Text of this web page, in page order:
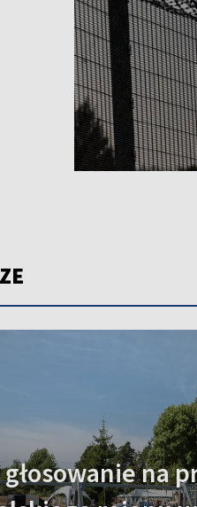
głosowanie na